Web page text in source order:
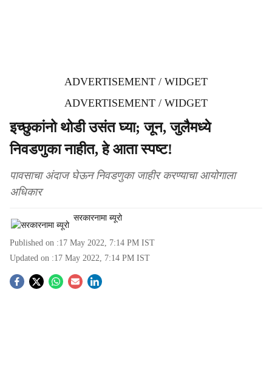
ADVERTISEMENT / WIDGET
ADVERTISEMENT / WIDGET
इच्छुकांनो थोडी उसंत घ्या; जून, जुलैमध्ये
निवडणुका नाहीत, हे आता स्पष्ट!
पावसाचा अंदाज घेऊन निवडणुका जाहीर करण्याचा आयोगाला
अधिकार
सरकारनामा ब्यूरो
Published on :17 May 2022, 7:14 PM IST
Updated on :17 May 2022, 7:14 PM IST
S